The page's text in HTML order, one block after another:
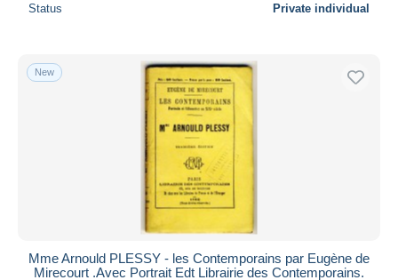
Status Private individual
New
Mme Arnould PLESSY - les Contemporains par Eugène de
Mirecourt .Avec Portrait Edt Librairie des Contemporains.